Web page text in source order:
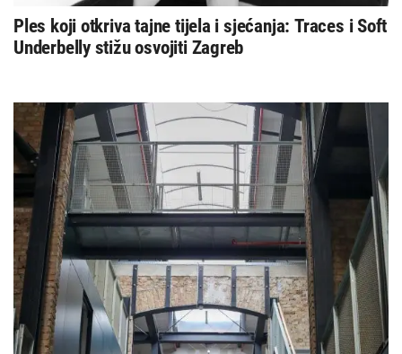
Ples koji otkriva tajne tijela i sjećanja: Traces i Soft
Underbelly stižu osvojiti Zagreb